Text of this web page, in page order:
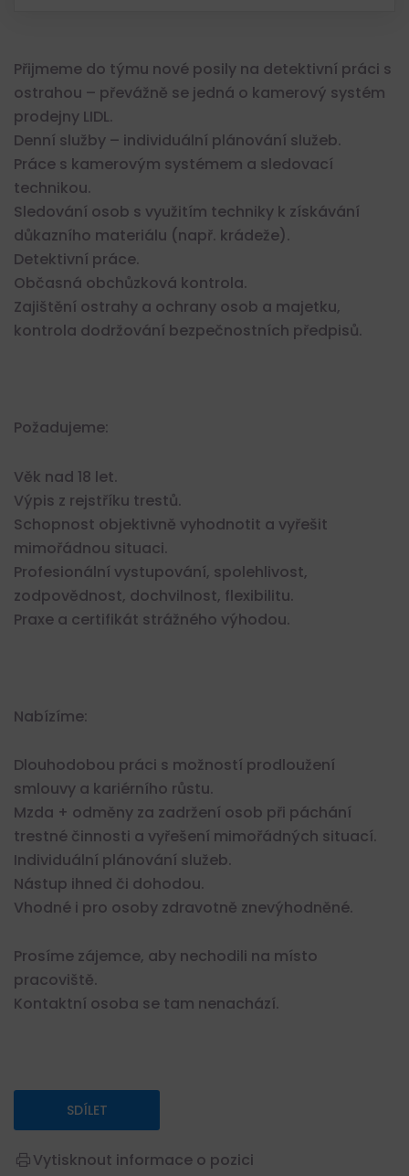
Přijmeme do týmu nové posily na detektivní práci s
ostrahou – převážně se jedná o kamerový systém
prodejny LIDL.
Denní služby – individuální plánování služeb.
Práce s kamerovým systémem a sledovací
technikou.
Sledování osob s využitím techniky k získávání
důkazního materiálu (např. krádeže).
Detektivní práce.
Občasná obchůzková kontrola.
Zajištění ostrahy a ochrany osob a majetku,
kontrola dodržování bezpečnostních předpisů.
Požadujeme:
Věk nad 18 let.
Výpis z rejstříku trestů.
Schopnost objektivně vyhodnotit a vyřešit
mimořádnou situaci.
Profesionální vystupování, spolehlivost,
zodpovědnost, dochvilnost, flexibilitu.
Praxe a certifikát strážného výhodou.
Nabízíme:
Dlouhodobou práci s možností prodloužení
smlouvy a kariérního růstu.
Mzda + odměny za zadržení osob při páchání
trestné činnosti a vyřešení mimořádných situací.
Individuální plánování služeb.
Nástup ihned či dohodou.
Vhodné i pro osoby zdravotně znevýhodněné.
Prosíme zájemce, aby nechodili na místo
pracoviště.
Kontaktní osoba se tam nenachází.
SDÍLET
Vytisknout informace o pozici